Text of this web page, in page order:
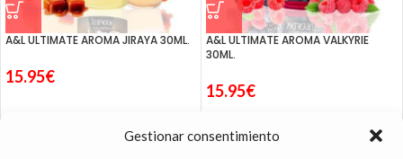
Gestionar consentimiento
A&L ULTIMATE AROMA JIRAYA 30ML.
15.95€
A&L ULTIMATE AROMA VALKYRIE
30ML.
15.95€